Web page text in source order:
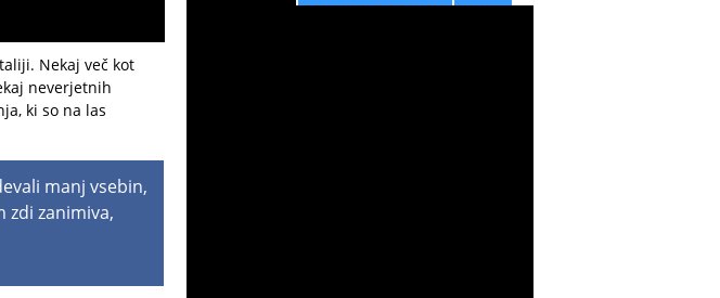
Nekaj več kot
neverjetnih
ki so na las
manj vsebin,
zdi zanimiva,